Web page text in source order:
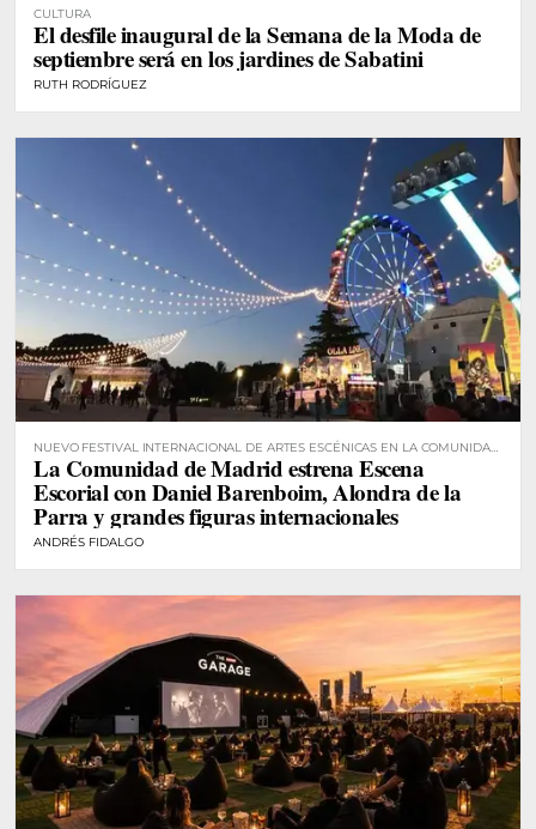
CULTURA
El desfile inaugural de la Semana de la Moda de
septiembre será en los jardines de Sabatini
RUTH RODRÍGUEZ
NUEVO FESTIVAL INTERNACIONAL DE ARTES ESCÉNICAS EN LA COMUNIDAD
DE MADRID
La Comunidad de Madrid estrena Escena
Escorial con Daniel Barenboim, Alondra de la
Parra y grandes figuras internacionales
ANDRÉS FIDALGO